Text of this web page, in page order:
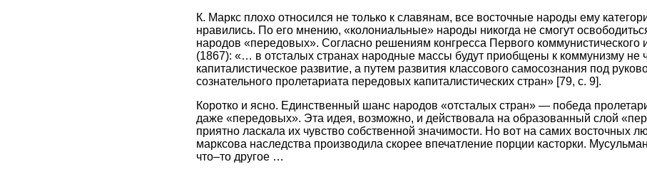
К. Маркс плохо относился не только к славянам, все восточные народы ему
нравились. По его мнению, «колониальные» народы никогда не смогут
народов «передовых». Согласно решениям конгресса Первого коммунистического
(1867): «… в отсталых странах народные массы будут приобщены к коммунизму не
капиталистическое развитие, а путем развития классового самосознания под
сознательного пролетариата передовых капиталистических стран» [79, с. 9].
Коротко и ясно. Единственный шанс народов «отсталых стран» — победа
даже «передовых». Эта идея, возможно, и действовала на образованный слой
приятно ласкала их чувство собственной значимости. Но вот на самих восточных
марксова наследства производила скорее впечатление порции касторки.
что–то другое …